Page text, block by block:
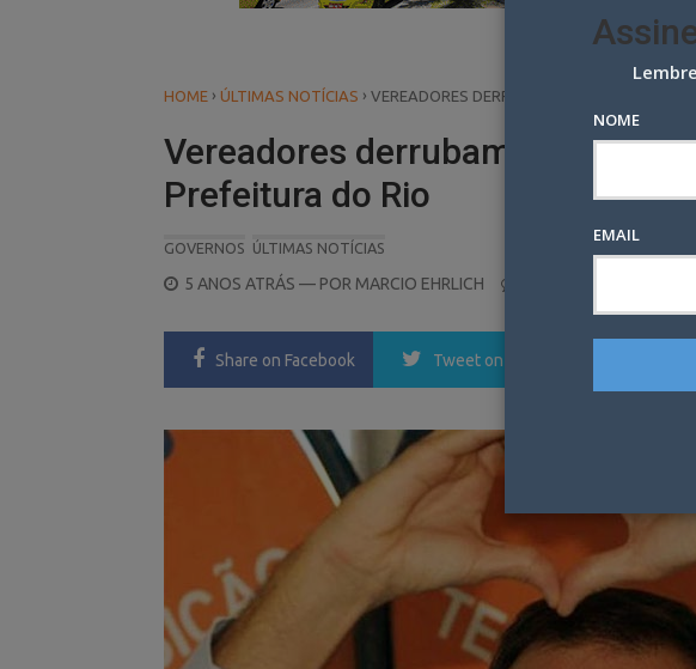
HOME › ÚLTIMAS NOTÍCIAS › VEREADORES DERRUBAM LIMITE À
Vereadores derrubam limite à
Prefeitura do Rio
GOVERNOS ÚLTIMAS NOTÍCIAS
POSTED
5 ANOS ATRÁS — POR MARCIO EHRLICH
Share on Facebook Tweet on Twitter
NOME
EMAIL